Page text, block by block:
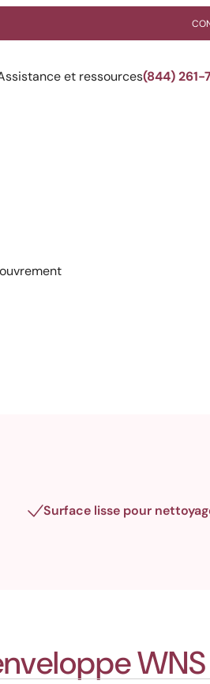
et ressources(844) 261-
Surface lisse pour
WNS